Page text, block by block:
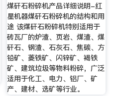
煤矸石粉碎机产品详细说明-红
星机器煤矸石粉碎机的结构和用
途 该煤矸石粉碎机特别适用于
砖瓦厂的炉渣、页岩、煤渣、煤
矸石、钢渣、石灰石、焦碳、方
铅矿、菱铁矿、闪锌矿、褐铁
矿、建筑垃圾等物料粉碎，广泛
适用于化工、电力、铝厂、矿
产、建材、选矿等行业。